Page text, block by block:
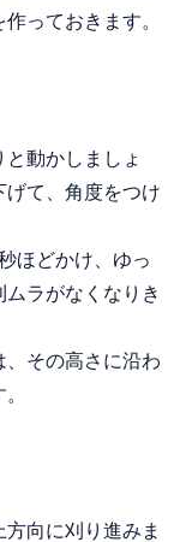
っておきます。
動かしましょ
げて、角度をつけ
ほどかけ、ゆっ
ラがなくなりき
、その高さに沿わ
向に刈り進みま